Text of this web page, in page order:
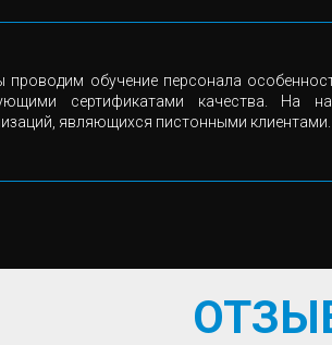
проводим обучение персонала
сертификатами качества.
являющихся пистонными клиентами.